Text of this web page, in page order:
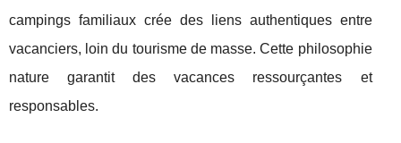
campings familiaux crée des liens authentiques entre
vacanciers, loin du tourisme de masse. Cette philosophie
nature garantit des vacances ressourçantes et
responsables.